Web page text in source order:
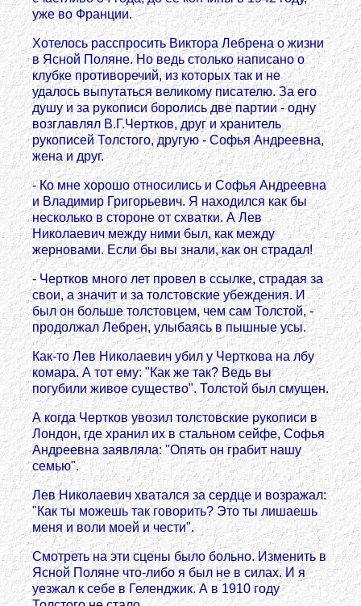
уже во Франции.
Хотелось расспросить Виктoра Лебрена о жизни
в Ясной Поляне. Но ведь столько написано о
клубке противоречий, из которых так и не
удалось выпутаться великому писателю. За его
душу и за рукописи боролись две партии - одну
возглавлял В.Г.Чертков, друг и хранитель
рукописей Толстого, другую - Софья Андреевна,
жена и друг.
- Ко мне хорошо относились и Софья Андреевна
и Владимир Григорьевич. Я находился как бы
несколько в стороне от схватки. А Лев
Николаевич между ними был, как между
жерновами. Если бы вы знали, как он страдал!
- Чертков много лет провел в ссылке, страдая за
свои, а значит и за толстовские убеждения. И
был он больше толстовцем, чем сам Толстой, -
продолжал Лебрен, улыбаясь в пышные усы.
Как-то Лев Николаевич убил у Черткова на лбу
комара. А тот ему: "Как же так? Ведь вы
погубили живое существо". Толстой был смущен.
А когда Чертков увозил толстовские рукописи в
Лондон, где хранил их в стальном сейфе, Софья
Андреевна заявляла: "Опять он грабит нашу
семью".
Лев Николаевич хватался за сердце и возражал:
"Как ты можешь так говорить? Это ты лишаешь
меня и воли моей и чести".
Смотреть на эти сцены было больно. Изменить в
Ясной Поляне что-либо я был не в силах. И я
уезжал к себе в Геленджик. А в 1910 году